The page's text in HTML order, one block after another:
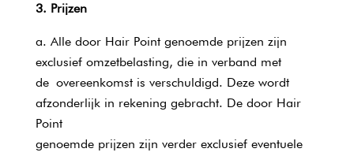
3. Prijzen
Alle door Hair Point genoemde prijzen zijn
exclusief omzetbelasting, die in verband met
de overeenkomst is verschuldigd. Deze wordt
afzonderlijk in rekening gebracht. De door Hair
Point
genoemde prijzen zijn verder exclusief eventuele